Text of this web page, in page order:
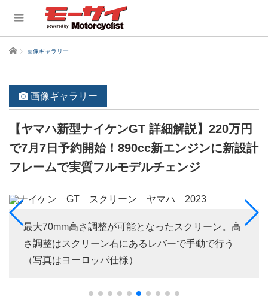
ホーム 画像ギャラリー
画像ギャラリー
【ヤマハ新型ナイケンGT 詳細解説】220万円
で7月7日予約開始！890cc新エンジンに新設計
フレームで実質フルモデルチェンジ
最大70mm高さ調整が可能となったスクリーン。高
さ調整はスクリーン右にあるレバーで手動で行う
（写真はヨーロッパ仕様）